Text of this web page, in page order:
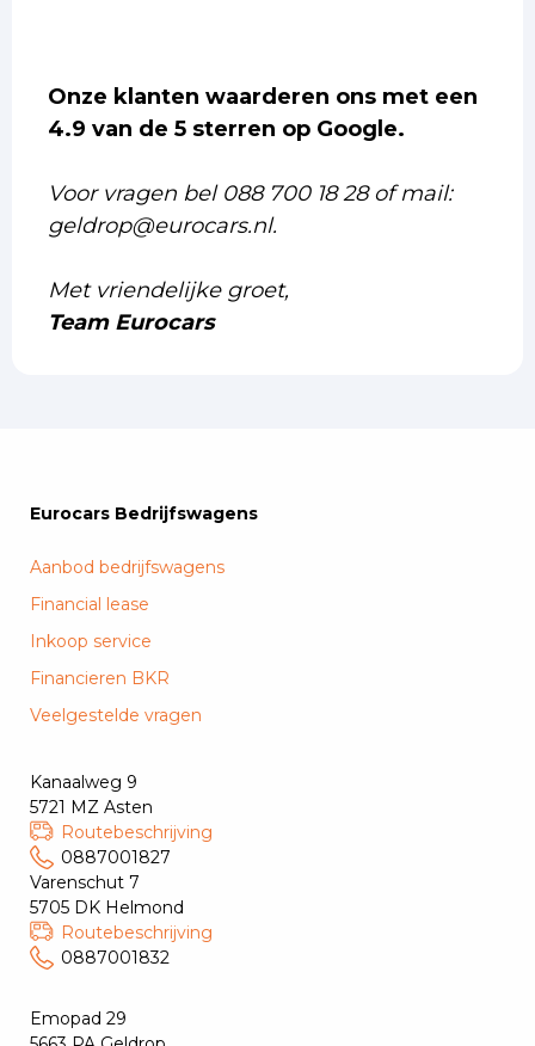
Onze klanten waarderen ons met een
4.9 van de 5 sterren op Google.
Voor vragen bel 088 700 18 28 of mail:
geldrop@eurocars.nl.
Met vriendelijke groet,
Team Eurocars
Eurocars Bedrijfswagens
Aanbod bedrijfswagens
Financial lease
Inkoop service
Financieren BKR
Veelgestelde vragen
Kanaalweg 9
5721 MZ Asten
Routebeschrijving
0887001827
Varenschut 7
5705 DK Helmond
Routebeschrijving
0887001832
Emopad 29